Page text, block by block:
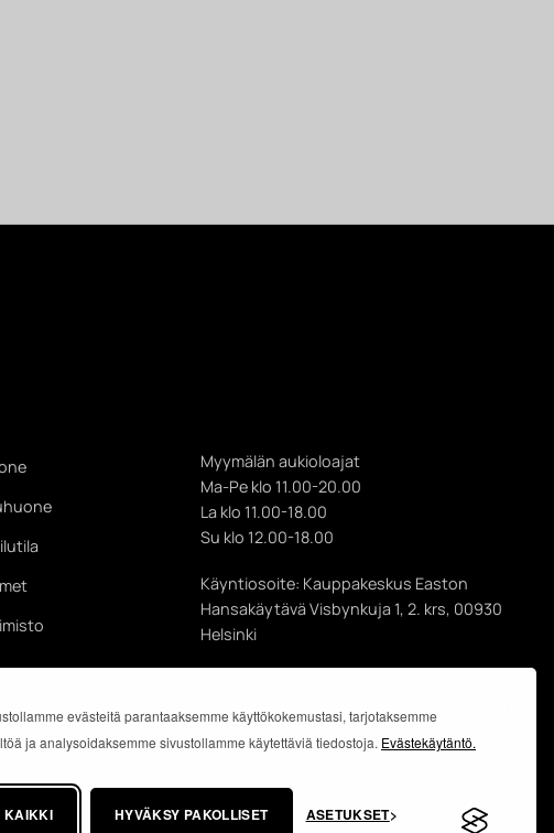
evästeitä parantaaksemme käyttökokemustasi, tarjotaksemme
ja analysoidaksemme sivustollamme käytettäviä tiedostoja. Evästekäytäntö.
KAIKKI HYVÄKSY PAKOLLISET ASETUKSET
Myymälän aukioloajat
Ma-Pe klo 11.00-20.00
La klo 11.00-18.00
Su klo 12.00-18.00
Käyntiosoite: Kauppakeskus Easton
Hansakäytävä Visbynkuja 1, 2. krs, 00930
Helsinki